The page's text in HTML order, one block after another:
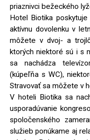
priaznivci bežeckého
Hotel Biotika
aktívnu dovolenku v
môžete v dvoj- a
ktorých niektoré sú i s
sa nachádza
(kúpeľňa s WC),
Stravovať sa môžete v
V hoteli Biotika sa
usporadúvanie
spoločenského
služieb ponúkame aj